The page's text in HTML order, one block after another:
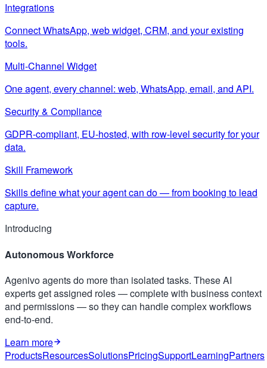
Integrations
Connect WhatsApp, web widget, CRM, and your existing
tools.
Multi-Channel Widget
One agent, every channel: web, WhatsApp, email, and API.
Security & Compliance
GDPR-compliant, EU-hosted, with row-level security for your
data.
Skill Framework
Skills define what your agent can do — from booking to lead
capture.
Introducing
Autonomous Workforce
Agenivo agents do more than isolated tasks. These AI
experts get assigned roles — complete with business context
and permissions — so they can handle complex workflows
end-to-end.
Learn more
ProductsResourcesSolutionsPricingSupportLearningPartners